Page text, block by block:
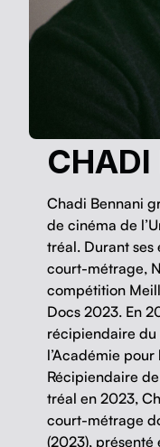
CHADI
Cha­di Ben­nani
de ciné­ma de
tréal. Durant ses
court-métrage,
com­péti­tion
Docs 2023. En
récip­i­endaire du
l’Académie pour
Récip­i­endaire
tréal en 2023,
court-métrage
(2023), présen­té